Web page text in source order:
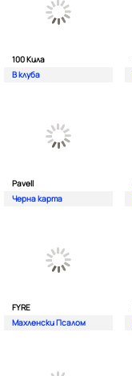
100 Кила
В клуба
Pavell
Черна карта
FYRE
Махленски Псалом